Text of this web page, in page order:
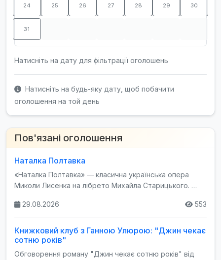
24 25 26 27 28 29 30
31
Натисніть на дату для фільтрації оголошень
Натисніть на будь-яку дату, щоб побачити
оголошення на той день
Пов'язані оголошення
Наталка Полтавка
«Наталка Полтавка» — класична українська опера
Миколи Лисенка на лібрето Михайла Старицького. …
29.08.2026 553
Книжковий клуб з Ганною Улюрою: "Джин чекає
сотню років"
Обговорення роману "Джин чекає сотню років" від